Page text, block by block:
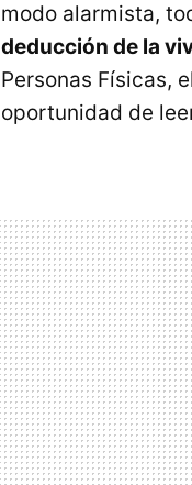
modo alarmista,
deducción de la
Personas Físicas,
oportunidad de